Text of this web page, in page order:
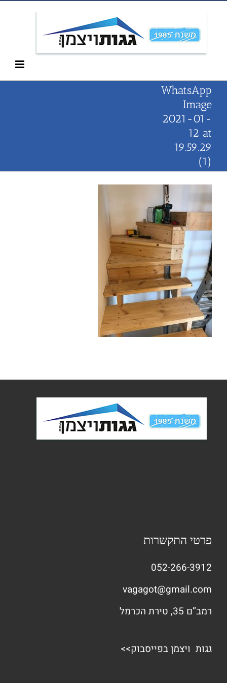
Skip
content
WhatsApp
Image
2021-01-
12 at
19.59.29
(1)
פרטי התקשרות
052-266-3912
vagagot@gmail.com
רמב”ם 35, טירת הכרמל
גגות ויצמן בפייסבוק>>